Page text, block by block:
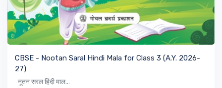
VIEW BOOK
CBSE - Nootan Saral Hindi Mala for Class 3 (A.Y. 2026-
27)
नूतन सरल हिंदी माल...